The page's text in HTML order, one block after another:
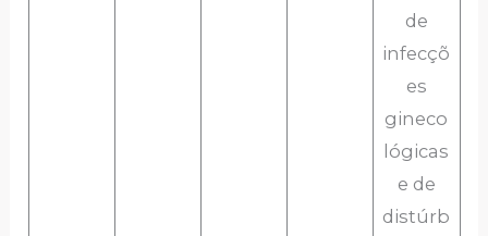
de
infecçõ
es
gineco
lógicas
e de
distúrb